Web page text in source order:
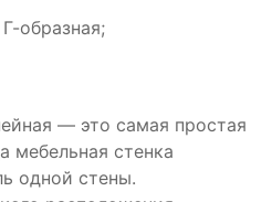
образная;
— это самая простая
мебельная стенка
одной стены.